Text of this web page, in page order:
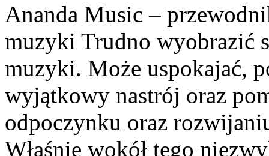
Ananda Music –
muzyki Trudno wyobrazić
muzyki. Może uspokajać,
wyjątkowy nastrój oraz
odpoczynku oraz
Właśnie wokół tego